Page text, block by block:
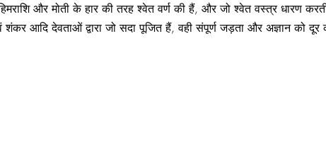
और मोती के हार की तरह श्वेत वर्ण की हैं, और जो श्वेत वस्त्र धारण
आदि देवताओं द्वारा जो सदा पूजित हैं, वही संपूर्ण जड़ता और अज्ञान को दूर